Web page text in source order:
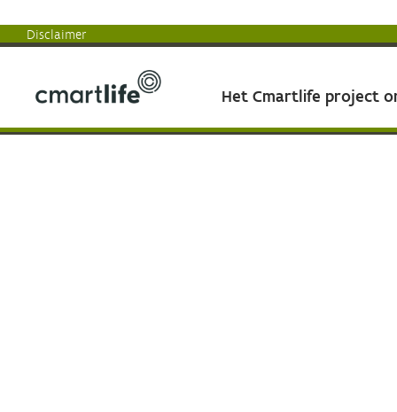
Disclaimer
Het Cmartlife project